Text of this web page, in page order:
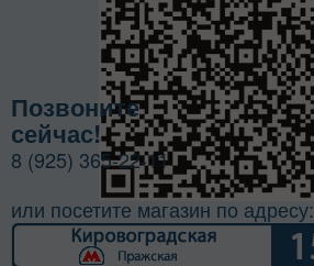
Позвоните
сейчас!
8 (925) 365-22-11
или посетите магазин по адресу: